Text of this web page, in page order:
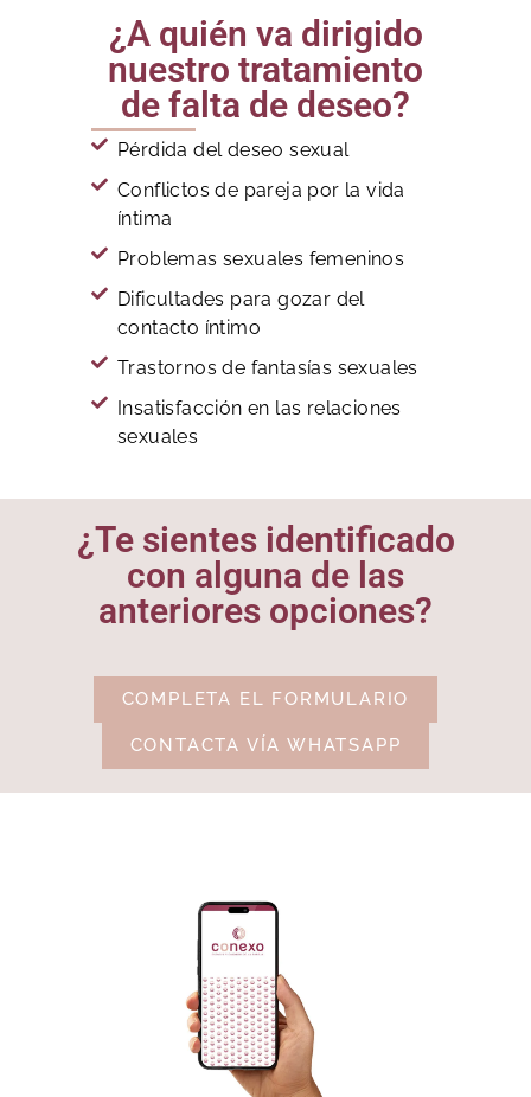
¿A quién va dirigido
nuestro tratamiento
de falta de deseo?
Pérdida del deseo sexual
Conflictos de pareja por la vida
íntima
Problemas sexuales femeninos
Dificultades para gozar del
contacto íntimo
Trastornos de fantasías sexuales
Insatisfacción en las relaciones
sexuales
¿Te sientes identificado
con alguna de las
anteriores opciones?
COMPLETA EL FORMULARIO
CONTACTA VÍA WHATSAPP